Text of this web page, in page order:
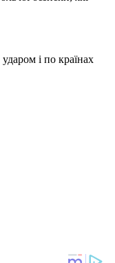
і по країнах